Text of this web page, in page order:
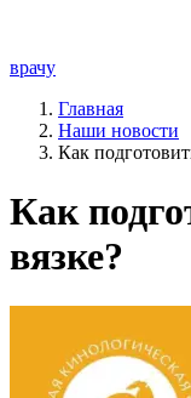
врачу
Главная
Наши новости
Как
Как
вязке?